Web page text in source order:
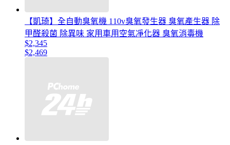
【凱琦】全自動臭氧機 110v臭氧發生器 臭氧產生器 除
甲醛殺菌 除異味 家用車用空氣凈化器 臭氧消毒機
$2,345
$2,469